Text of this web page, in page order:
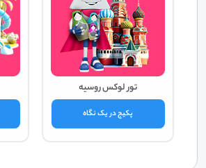
تور لوکس روسیه
پکیج در یک نگاه